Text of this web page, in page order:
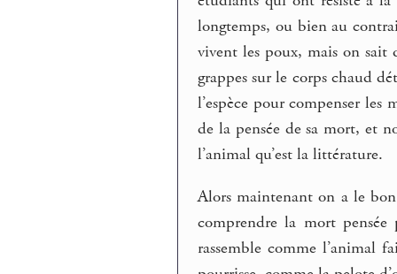
longtemps, ou bien au
vivent les poux, mais on sait
grappes sur le corps chaud
l’espèce pour compenser
de la pensée de sa mort, et
l’animal qu’est la littérature.
Alors maintenant on a le
comprendre la mort pensée
rassemble comme l’animal